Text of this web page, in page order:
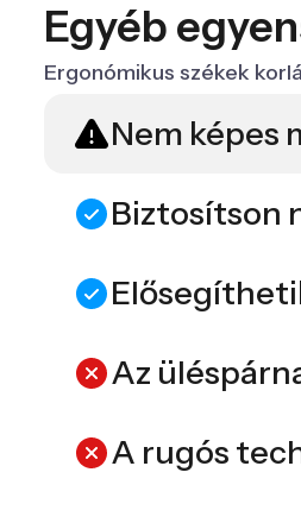
Egyéb
Ergonómikus székek
Nem képes
Biztosítson
Az
A rugós